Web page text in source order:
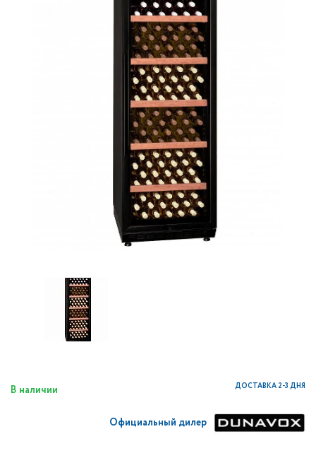
В наличии ДОСТАВКА 2-3 ДНЯ
Официальный дилер